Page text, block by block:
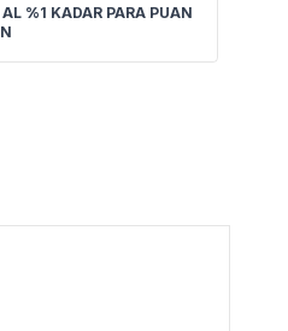
%1 KADAR PARA PUAN